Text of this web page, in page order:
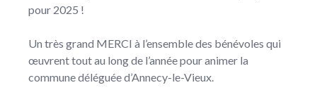
pour 2025 !
Un très grand MERCI à l’ensemble des bénévoles qui
œuvrent tout au long de l’année pour animer la
commune déléguée d’Annecy-le-Vieux.